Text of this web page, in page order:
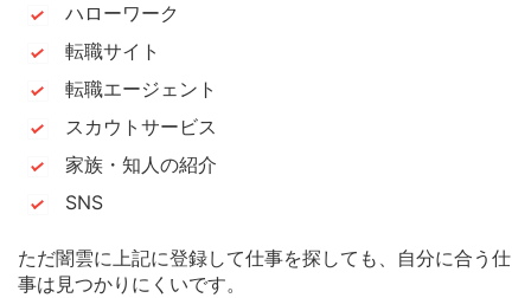
ハローワーク
転職サイト
転職エージェント
スカウトサービス
家族・知人の紹介
SNS
ただ闇雲に上記に登録して仕事を探しても、自分に合う仕
事は見つかりにくいです。